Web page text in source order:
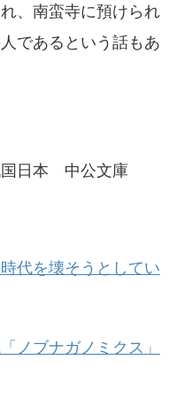
、南蛮寺に預けられ
であるという話もあ
国日本 中公文庫
代を壊そうとしてい
ノブナガノミクス」